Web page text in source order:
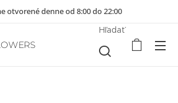
otvorené denne od 8:00 do 22:00
Hľadať